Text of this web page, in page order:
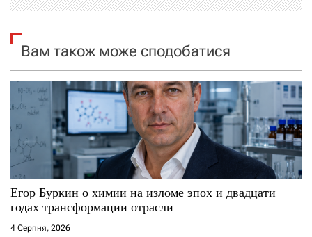
я
з
а
п
и
с
і
в
Вам також може сподобатися
Егор Буркин о химии на изломе эпох и двадцати
годах трансформации отрасли
4 Серпня, 2026